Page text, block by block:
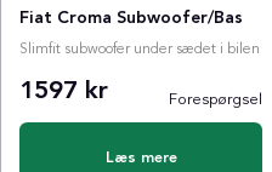
Fiat Croma Subwoofer/Bas
Slimfit subwoofer under sædet i bilen
1597 kr Forespørgsel
Læs mere